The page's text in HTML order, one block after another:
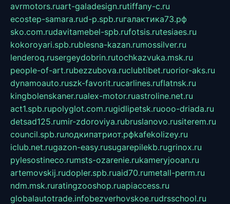
avrmotors.ruart-galadesign.rutiffany-c.ru
ecostep-samara.rud-p.spb.ruгалактика73.рф
sko.com.rudavitamebel-spb.rufotsis.rutesiaes.ru
kokoroyari.spb.rublesna-kazan.rumossilver.ru
lenderoq.rusergeydobrin.rutochkazvuka.msk.ru
people-of-art.rubezzubova.ruclubtibet.ruorior-aks.ru
dynamoauto.ruszk-favorit.rucarlines.ruflatnsk.ru
kingbolenskaner.rualex-motor.ruastroline.net.ru
act1.spb.rupolyglot.com.rugidlipetsk.ruooo-driada.ru
detsad125.rumir-zdoroviya.rubruslanovo.rusiterem.ru
council.spb.ruлодкипатриот.рфkafekolizey.ru
iclub.net.rugazon-easy.rusugarepilekb.rugrinox.ru
pylesostineco.rumsts-ozarenie.rukameryjooan.ru
artemovskij.rudopler.spb.ruaid70.rumetall-perm.ru
ndm.msk.ruratingzooshop.ruapiaccess.ru
globalautotrade.infobezverhovskoe.rudrsschool.ru